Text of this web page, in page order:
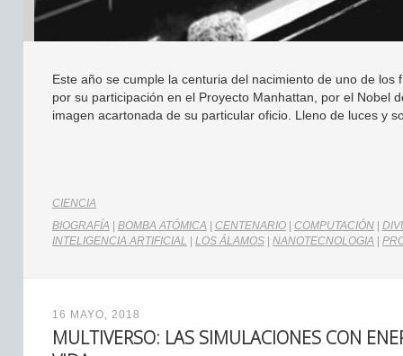
Este año se cumple la centuria del nacimiento de uno de
por su participación en el Proyecto Manhattan, por el Nobel
imagen acartonada de su particular oficio. Lleno de luces y
CIENCIA
BIOGRAFÍA
BOMBA ATÓMICA CENTENARIO COMPUTACIÓN
INTELIGENCIA ARTIFICIAL
LOS ÁLAMOS NANOTECNOLOGIA
16 MAYO, 2018
MULTIVERSO: LAS SIMULACIONES CON